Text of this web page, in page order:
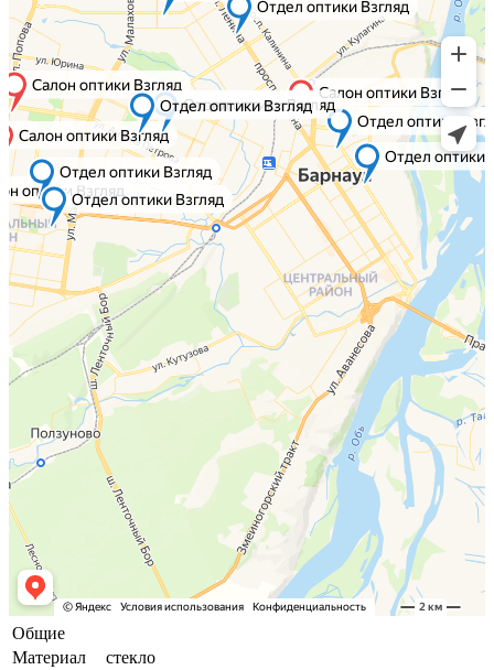
Общие
Материал
стекло